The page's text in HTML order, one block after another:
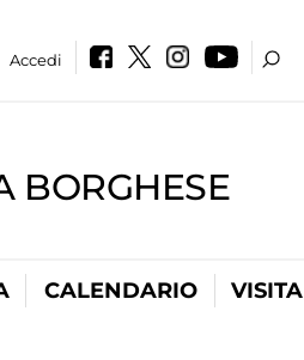
Accedi
BORGHESE
CALENDARIO VISITA